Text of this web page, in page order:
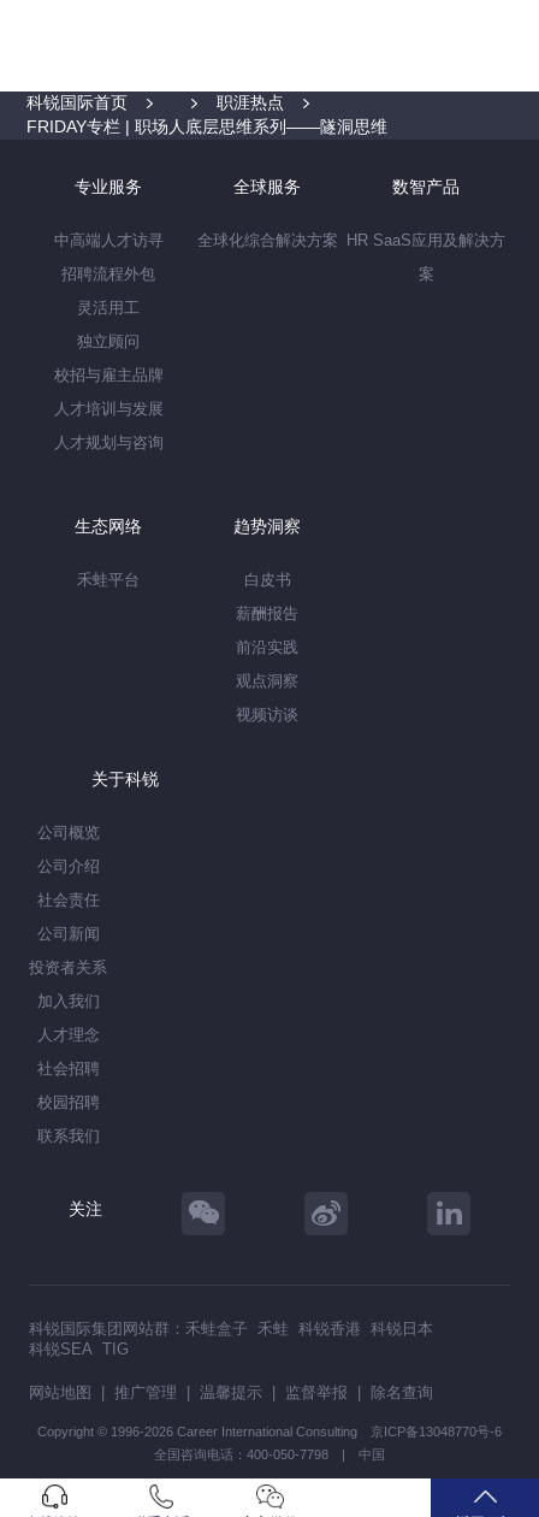
科锐国际首页
职涯热点
FRIDAY专栏 | 职场人底层思维系列——隧洞思维
专业服务
中高端人才访寻
招聘流程外包
灵活用工
独立顾问
校招与雇主品牌
人才培训与发展
人才规划与咨询
全球服务
全球化综合解决方案
数智产品
HR SaaS应用及解决方
案
生态网络
禾蛙平台
趋势洞察
白皮书
薪酬报告
前沿实践
观点洞察
视频访谈
关于科锐
公司概览
公司介绍
社会责任
公司新闻
投资者关系
加入我们
人才理念
社会招聘
校园招聘
联系我们
关注
科锐国际集团网站群： 禾蛙盒子 禾蛙 科锐香港 科锐日本
科锐SEA TIG
网站地图 推广管理 温馨提示 监督举报 除名查询
Copyright © 1996-2026 Career International Consulting 京ICP备13048770号-6
全国咨询电话：400-050-7798 | 中国